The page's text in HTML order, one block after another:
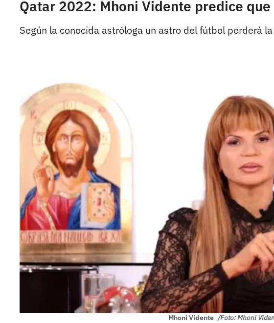
Qatar 2022: Mhoni Vidente predice
Según la conocida astróloga un astro del fútbol perderá
Mhoni Vidente /Foto: Mhoni